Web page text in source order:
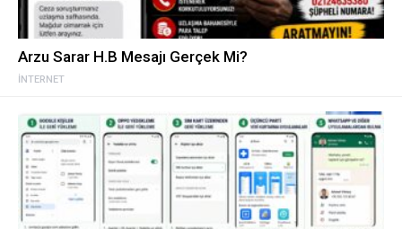
İNTERNET
Arzu Sarar H.B Mesajı Gerçek Mi?